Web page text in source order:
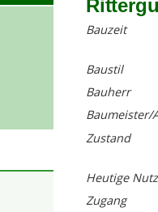
Bauzeit
Baustil
Bauherr
Baumeister/
Zustand
Heutige
Zugang